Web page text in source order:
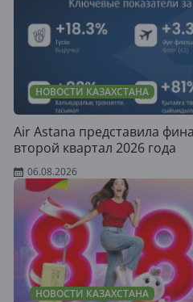
НОВОСТИ КАЗАХСТАНА
Air Astana представила
второй квартал 2026 года
06.08.2026
НОВОСТИ КАЗАХСТАНА